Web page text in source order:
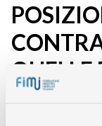
QUELLE